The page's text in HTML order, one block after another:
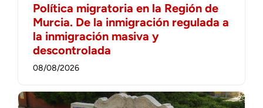
Política migratoria en la Región de
Murcia. De la inmigración regulada a
la inmigración masiva y
descontrolada
08/08/2026